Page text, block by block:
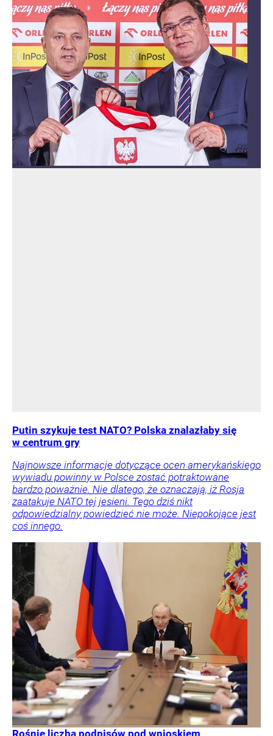
Putin szykuje test NATO? Polska znalazłaby się
w centrum gry
Najnowsze informacje dotyczące ocen amerykańskiego
wywiadu powinny w Polsce zostać potraktowane
bardzo poważnie. Nie dlatego, że oznaczają, iż Rosja
zaatakuje NATO tej jesieni. Tego dziś nikt
odpowiedzialny powiedzieć nie może. Niepokojące jest
coś innego.
Rośnie liczba podpisów pod wnioskiem